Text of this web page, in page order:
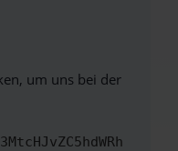
um uns bei der